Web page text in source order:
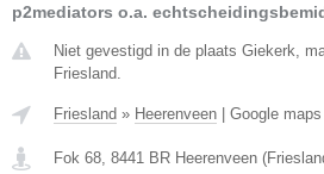
p2mediators o.a.
Niet gevestigd in de plaats Giekerk,
Friesland.
Friesland » Heerenveen | Google maps
Fok 68 8441 BR Heerenveen (